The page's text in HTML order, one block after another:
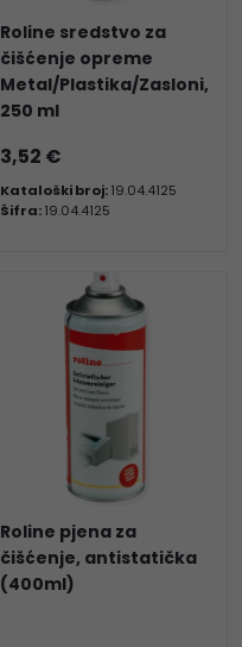
Roline sredstvo za
čišćenje opreme
Metal/Plastika/Zasloni,
250 ml
3,52 €
Kataloški broj:19.04.4125
Šifra:19.04.4125
Roline pjena za
čišćenje, antistatička
(400ml)